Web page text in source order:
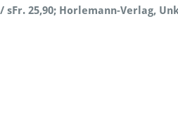
sFr. 25,90; Horlemann-Verlag,